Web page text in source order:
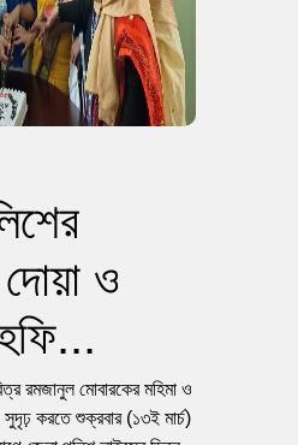
ও
রমজানুল মোবারকের মহিমা ও
করতে শুক্রবার (১৩ই মার্চ)